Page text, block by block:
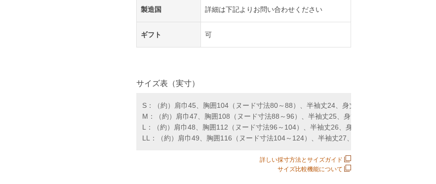
製造国 詳細は下記よりお問い合わせください
ギフト 可
サイズ表（実寸）
S：（約）肩巾45、胸囲104（ヌード寸法80～88）、半袖丈24、身丈70（cm）
M：（約）肩巾47、胸囲108（ヌード寸法88～96）、半袖丈25、身丈72（cm）
L：（約）肩巾48、胸囲112（ヌード寸法96～104）、半袖丈26、身丈74（cm）
LL：（約）肩巾49、胸囲116（ヌード寸法104～124）、半袖丈27、身丈76（cm）
詳しい採寸方法とサイズガイド
サイズ比較機能について